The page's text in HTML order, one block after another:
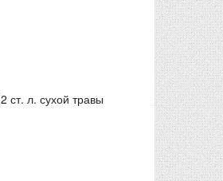
ст. л. сухой травы